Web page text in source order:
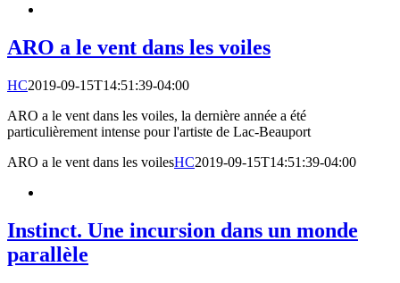
ARO a le vent dans les voiles
HC2019-09-15T14:51:39-04:00
ARO a le vent dans les voiles, la dernière année a été
particulièrement intense pour l'artiste de Lac-Beauport
ARO a le vent dans les voilesHC2019-09-15T14:51:39-04:00
Instinct. Une incursion dans un monde
parallèle